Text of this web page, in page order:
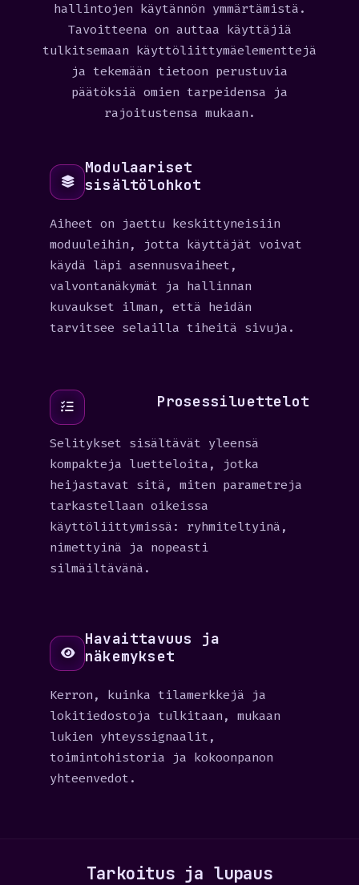
hallintojen käytännön ymmärtämistä.
Tavoitteena on auttaa käyttäjiä
tulkitsemaan käyttöliittymäelementtejä
ja tekemään tietoon perustuvia
päätöksiä omien tarpeidensa ja
rajoitustensa mukaan.
Modulaariset
sisältölohkot
Aiheet on jaettu keskittyneisiin
moduuleihin, jotta käyttäjät voivat
käydä läpi asennusvaiheet,
valvontanäkymät ja hallinnan
kuvaukset ilman, että heidän
tarvitsee selailla tiheitä sivuja.
Prosessiluettelot
Selitykset sisältävät yleensä
kompakteja luetteloita, jotka
heijastavat sitä, miten parametreja
tarkastellaan oikeissa
käyttöliittymissä: ryhmiteltyinä,
nimettyinä ja nopeasti
silmäiltävänä.
Havaittavuus ja
näkemykset
Kerron, kuinka tilamerkkejä ja
lokitiedostoja tulkitaan, mukaan
lukien yhteyssignaalit,
toimintohistoria ja kokoonpanon
yhteenvedot.
Tarkoitus ja lupaus